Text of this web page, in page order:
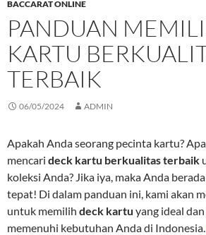
BACCARAT ONLINE
PANDUAN
KARTU
TERBAIK
06/05/2024 ADMIN
Apakah Anda seorang pecinta kartu?
mencari deck kartu berkualitas terbaik
koleksi Anda? Jika iya, maka Anda
tepat! Di dalam panduan ini, kami akan
untuk memilih deck kartu yang ideal
memenuhi kebutuhan Anda di Indonesia.